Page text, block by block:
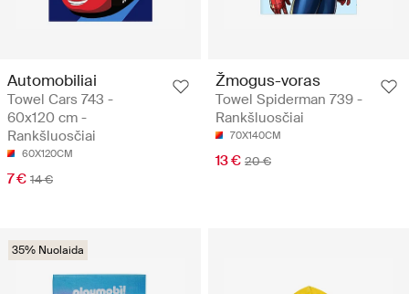
Automobiliai
Towel Cars 743 -
60x120 cm -
Rankšluosčiai
60X120CM
7 € 14 €
Žmogus-voras
Towel Spiderman 739 -
Rankšluosčiai
70X140CM
13 € 20 €
35% Nuolaida